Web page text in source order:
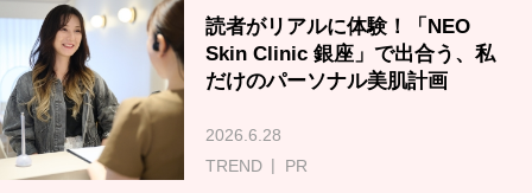
読者がリアルに体験！「NEO
Skin Clinic 銀座」で出合う、私
だけのパーソナル美肌計画
2026.6.28
TREND
PR